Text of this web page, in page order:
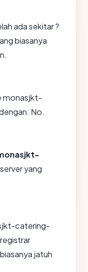
ada sekitar ?
biasanya
monasjkt-
No.
yang
catering-
jatuh